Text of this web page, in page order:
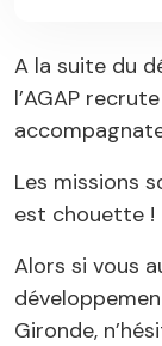
A la suite du
l’AGAP
Les missions
est chouette !
Alors si vous
Gironde,